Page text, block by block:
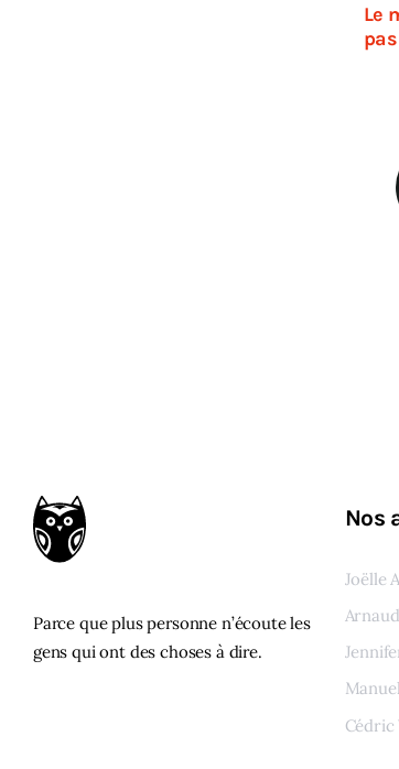
Le
Parce que plus personne n’écoute les
gens qui ont des choses à dire.
Nos
Joëlle
Cédric